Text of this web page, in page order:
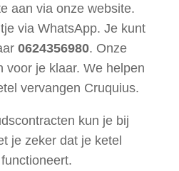
aan via onze website.
via WhatsApp. Je kunt
0624356980. Onze
voor je klaar. We helpen
vervangen Cruquius.
kun je bij
je zeker dat je ketel